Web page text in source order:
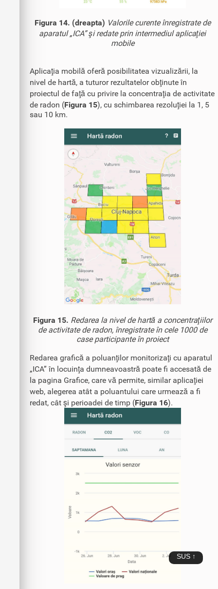
SUS ↑
Figura 14. (dreapta) Valorile curente înregistrate de
aparatul „ICA” şi redate prin intermediul aplicaţiei
mobile
Aplicaţia mobilă oferă posibilitatea vizualizării, la
nivel de hartă, a tuturor rezultatelor obţinute în
proiectul de faţă cu privire la concentraţia de activitate
de radon (Figura 15), cu schimbarea rezoluţiei la 1, 5
sau 10 km.
Figura 15. Redarea la nivel de hartă a concentraţiilor
de activitate de radon, înregistrate în cele 1000 de
case participante în proiect
Redarea grafică a poluanţilor monitorizaţi cu aparatul
„ICA” în locuinţa dumneavoastră poate fi accesată de
la pagina Grafice, care vă permite, similar aplicaţiei
web, alegerea atât a poluantului care urmează a fi
redat, cât şi perioadei de timp (Figura 16).